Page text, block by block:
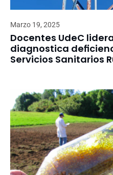
Marzo 19, 2025
Docentes UdeC
diagnostica
Servicios Sanitarios